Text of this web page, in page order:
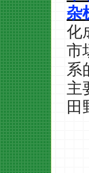
杂
化
市
系
主
田